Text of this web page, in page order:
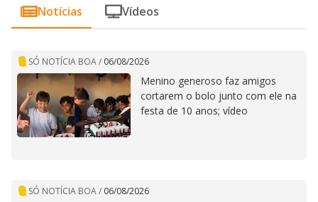
Notícias Vídeos
SÓ NOTÍCIA BOA/ 06/08/2026
Menino generoso faz amigos
cortarem o bolo junto com ele na
festa de 10 anos; vídeo
SÓ NOTÍCIA BOA/ 06/08/2026